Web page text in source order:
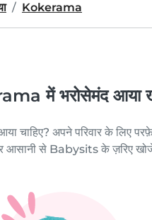
Kokerama
में भरोसेमंद आया
चाहिए? अपने परिवार के लिए
आसानी से Babysits के ज़रिए